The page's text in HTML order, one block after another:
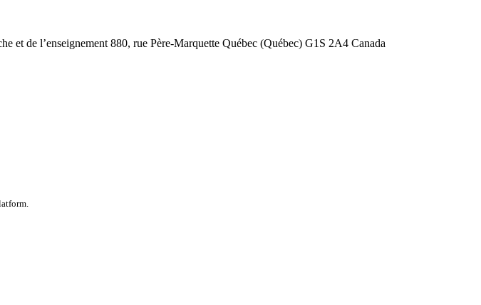
et de l’enseignement 880, rue Père-Marquette Québec (Québec) G1S 2A4 Canada